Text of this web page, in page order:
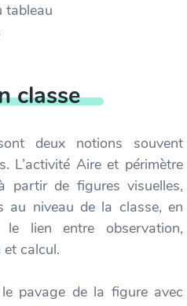
tableau
classe
deux notions souvent
L’activité Aire et périmètre
partir de figures visuelles,
au niveau de la classe, en
le lien entre observation,
calcul.
pavage de la figure avec